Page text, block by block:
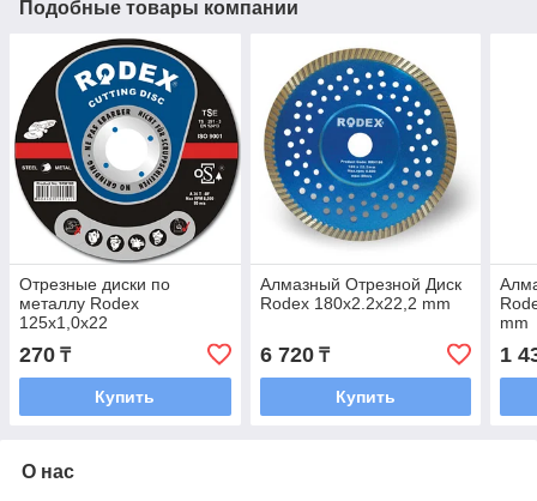
Подобные товары компании
Отрезные диски по
металлу Rodex
125x1,0x22
270 ₸
Купить
Алмазный Отрезной Диск
Rodex 180x2.2х22,2 mm
6 720₸
Купить
mm
1
О нас